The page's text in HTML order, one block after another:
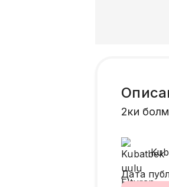
2ки
Дата